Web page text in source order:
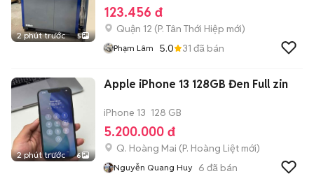
2 phút trước 5
123.456 đ
Quận 12 (P. Tân Thới Hiệp mới)
Phạm Lâm 5.0 31 đã bán
2 phút trước 6
Apple iPhone 13 128GB Đen Full zin
iPhone 13 128 GB
5.200.000 đ
Q. Hoàng Mai (P. Hoàng Liệt mới)
Nguyễn Quang Huy 6 đã bán